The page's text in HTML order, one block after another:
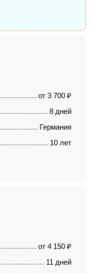
от 3 700 ₽
8 дней
Германия
10 лет
от 4 150 ₽
11 дней